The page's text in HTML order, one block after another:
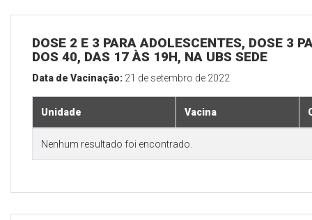
DOSE 2 E 3 PARA ADOLESCENTES, DOSE 3
DOS 40, DAS 17 ÀS 19H, NA UBS SEDE
Data de Vacinação: 21 de setembro de 2022
Unidade Vacina
Nenhum resultado foi encontrado.